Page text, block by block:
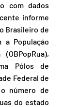
com dados
informe
Brasileiro de
a População
Pólos de
Federal de
o número de
do estado